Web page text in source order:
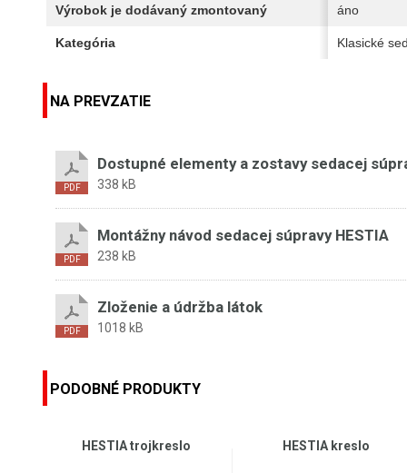
Výrobok je dodávaný zmontovaný áno
Kategória Klasické
NA PREVZATIE
Dostupné elementy a zostavy sedacej
338 kB
Montážny návod sedacej súpravy HESTIA
238 kB
Zloženie a údržba látok
1018 kB
PODOBNÉ PRODUKTY
HESTIA trojkreslo HESTIA kreslo